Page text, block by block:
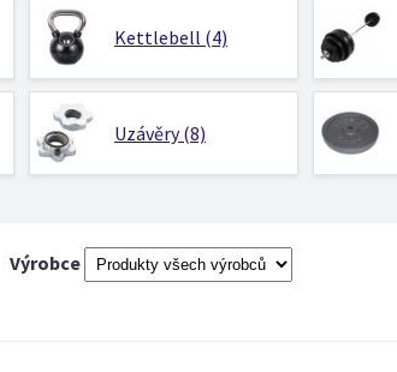
Kettlebell (4)
Uzávěry (8)
Výrobce